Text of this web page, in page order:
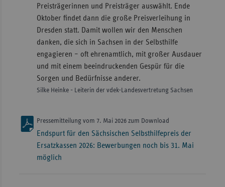
Preisträgerinnen und Preisträger auswählt. Ende
Oktober findet dann die große Preisverleihung in
Dresden statt. Damit wollen wir den Menschen
danken, die sich in Sachsen in der Selbsthilfe
engagieren – oft ehrenamtlich, mit großer Ausdauer
und mit einem beeindruckenden Gespür für die
Sorgen und Bedürfnisse anderer.
Silke Heinke - Leiterin der vdek-Landesvertretung Sachsen
Pressemitteilung vom 7. Mai 2026 zum Download
Endspurt für den Sächsischen Selbsthilfepreis der
Ersatzkassen 2026: Bewerbungen noch bis 31. Mai
möglich